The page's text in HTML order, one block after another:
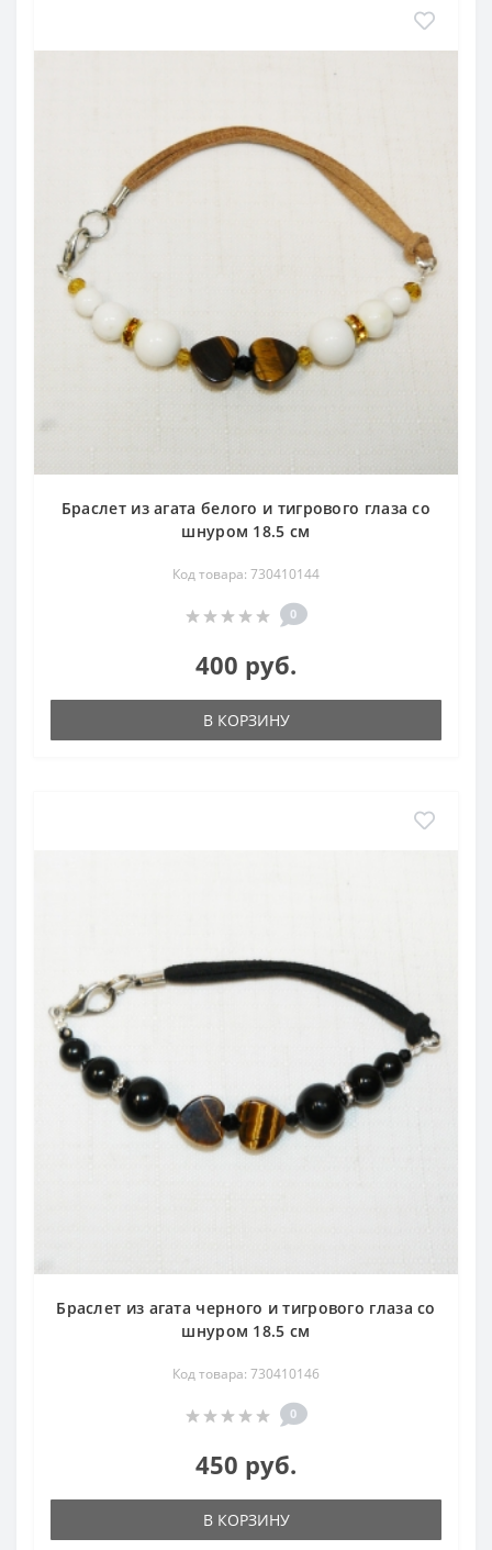
Браслет из агата белого и тигрового глаза со
шнуром 18.5 см
Код товара: 730410144
0
400 руб.
В КОРЗИНУ
Браслет из агата черного и тигрового глаза со
шнуром 18.5 см
Код товара: 730410146
0
450 руб.
В КОРЗИНУ